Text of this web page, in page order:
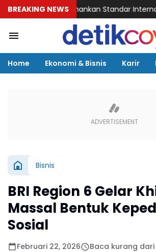
BREAKING NEWS
Pertahankan Standar Internasional
Home Ekonomi & Bisnis Karir
Bisnis
BRI Region 6 Gelar
Massal Bentuk
Sosial
Februari 22, 2026 Baca kurang